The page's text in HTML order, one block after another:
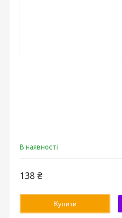
В наявності
138 ₴
Купити